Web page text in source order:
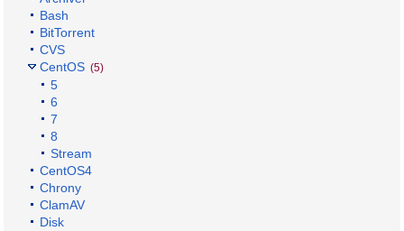
Bash
BitTorrent
CVS
CentOS (5)
5
6
7
8
Stream
CentOS4
Chrony
ClamAV
Disk